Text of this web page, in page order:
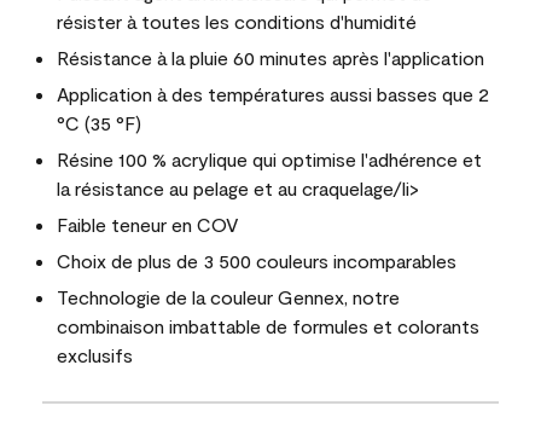
résister à toutes les conditions d'humidité
Résistance à la pluie 60 minutes après l'application
Application à des températures aussi basses que 2
°C (35 °F)
Résine 100 % acrylique qui optimise l'adhérence et
la résistance au pelage et au craquelage/li>
Faible teneur en COV
Choix de plus de 3 500 couleurs incomparables
Technologie de la couleur Gennex, notre
combinaison imbattable de formules et colorants
exclusifs